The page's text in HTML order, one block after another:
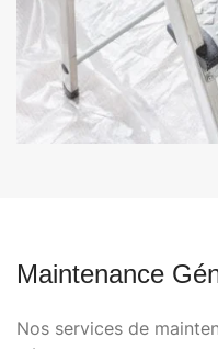
Maintenance
Nos services de